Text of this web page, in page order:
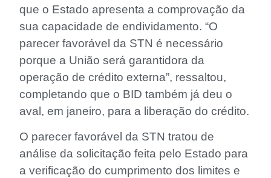
que o Estado apresenta a comprovação da
sua capacidade de endividamento. “O
parecer favorável da STN é necessário
porque a União será garantidora da
operação de crédito externa”, ressaltou,
completando que o BID também já deu o
aval, em janeiro, para a liberação do crédito.
O parecer favorável da STN tratou de
análise da solicitação feita pelo Estado para
a verificação do cumprimento dos limites e